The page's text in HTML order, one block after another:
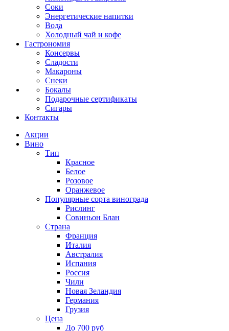
Соки
Энергетические напитки
Вода
Холодный чай и кофе
Гастрономия
Консервы
Сладости
Макароны
Снеки
Бокалы
Подарочные сертификаты
Сигары
Контакты
Акции
Вино
Тип
Красное
Белое
Розовое
Оранжевое
Популярные сорта винограда
Рислинг
Совиньон Блан
Страна
Франция
Италия
Австралия
Испания
Россия
Чили
Новая Зеландия
Германия
Грузия
Цена
До 700 руб